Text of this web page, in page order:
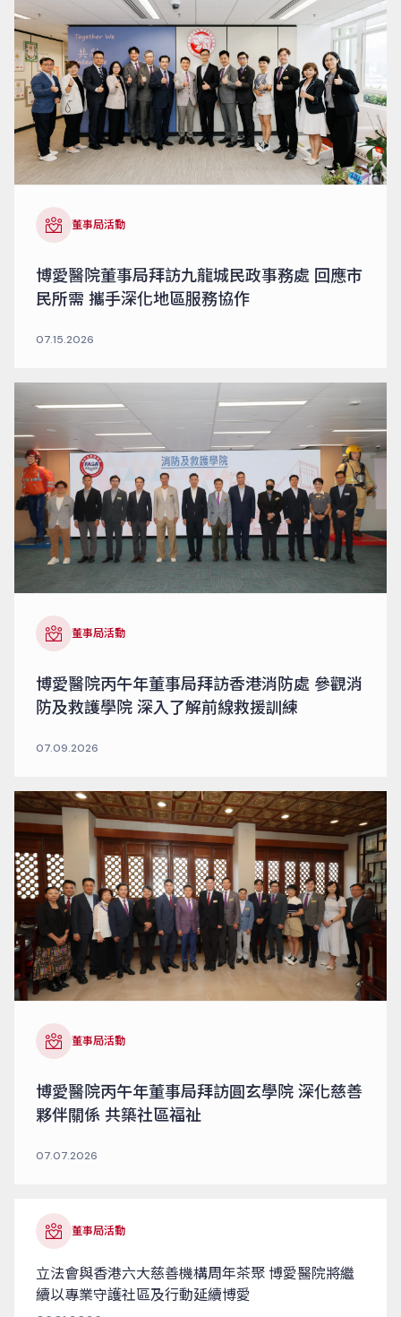
董事局活動
博愛醫院董事局拜訪九龍城民政事務處 回應市
民所需 攜手深化地區服務協作
07.15.2026
董事局活動
博愛醫院丙午年董事局拜訪香港消防處 參觀消
防及救護學院 深入了解前線救援訓練
07.09.2026
董事局活動
博愛醫院丙午年董事局拜訪圓玄學院 深化慈善
夥伴關係 共築社區福祉
07.07.2026
董事局活動
立法會與香港六大慈善機構周年茶聚 博愛醫院將繼
續以專業守護社區及行動延續博愛